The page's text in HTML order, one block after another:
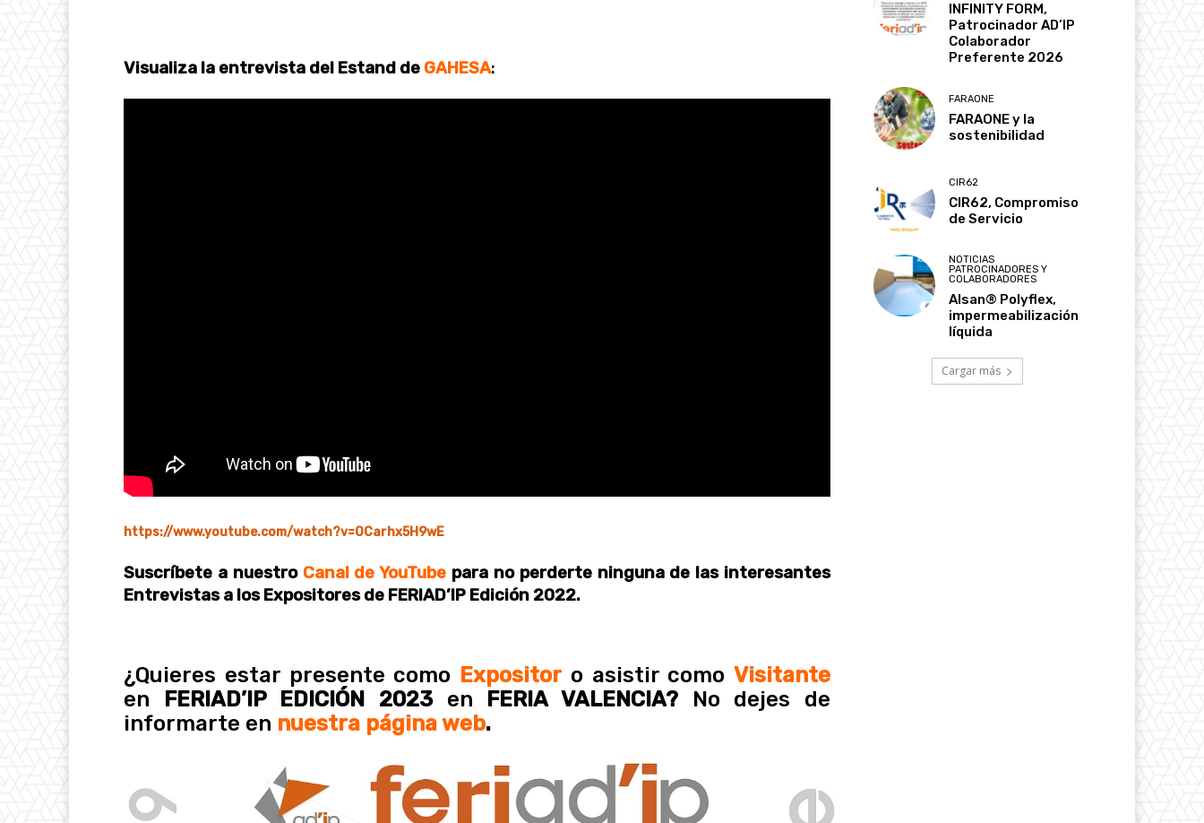
Visualiza la entrevista del Estand de GAHESA:
https://www.youtube.com/watch?v=OCarhx5H9wE
Suscríbete a nuestro Canal de YouTube para no perderte ninguna de las interesantes
Entrevistas a los Expositores de FERIAD’IP Edición 2022.
¿Quieres estar presente como Expositor o asistir como Visitante
en FERIAD’IP EDICIÓN 2023 en FERIA VALENCIA? No dejes de
informarte en nuestra página web.
INFINITY FORM,
Patrocinador AD’IP
Colaborador
Preferente 2026
FARAONE
FARAONE y la
sostenibilidad
CIR62
CIR62, Compromiso
de Servicio
NOTICIAS
PATROCINADORES Y
COLABORADORES
Alsan® Polyflex,
impermeabilización
líquida
Cargar más